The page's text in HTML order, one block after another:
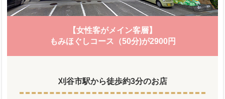
【女性客がメイン客層】
もみほぐしコース（50分)が2900円
刈谷市駅から徒歩約3分のお店